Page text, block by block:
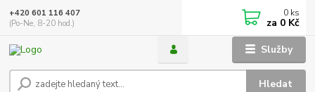
Služby
Hledat
+420 601 116 407
(Po-Ne, 8-20 hod.)
0 ks
za 0 Kč